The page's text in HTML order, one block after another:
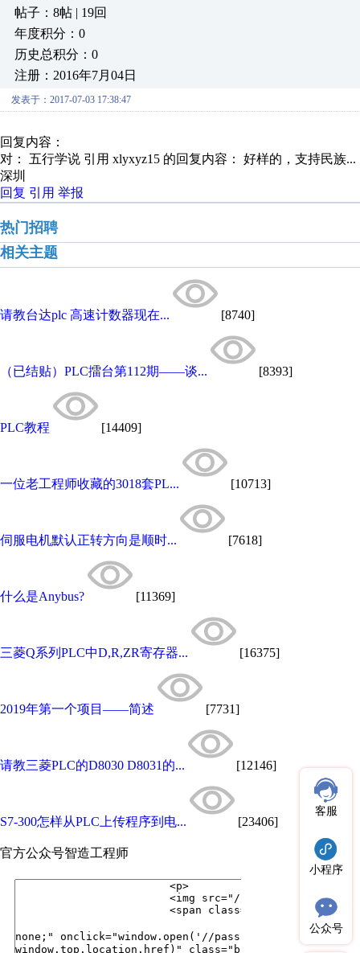
帖子：8帖 | 19回
年度积分：0
历史总积分：0
注册：2016年7月04日
发表于：2017-07-03 17:38:47
回复内容：
对： 五行学说 引用 xlyxyz15 的回复内容： 好样的，支持民族...
深圳
回复 引用 举报
热门招聘
相关主题
请教台达plc 高速计数器现在... [8740]
（已结贴）PLC擂台第112期——谈... [8393]
PLC教程 [14409]
一位老工程师收藏的3018套PL... [10713]
伺服电机默认正转方向是顺时... [7618]
什么是Anybus? [11369]
三菱Q系列PLC中D,R,ZR寄存器... [16375]
2019年第一个项目——简述 [7731]
请教三菱PLC的D8030 D8031的... [12146]
S7-300怎样从PLC上传程序到电... [23406]
官方公众号智造工程师
客服
小程序
公众号